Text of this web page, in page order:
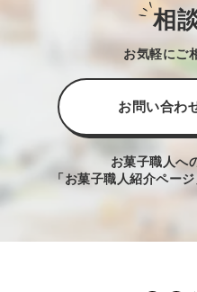
相
お気軽にご
お問い合わ
お菓子職人へ
「お菓子職人紹介ペー